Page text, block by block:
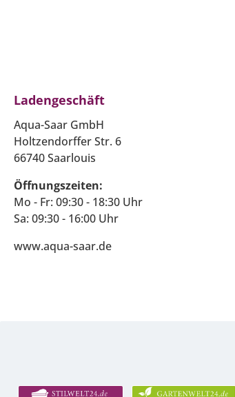
Ladengeschäft
Aqua-Saar GmbH
Holtzendorffer Str. 6
66740 Saarlouis
Öffnungszeiten:
Mo - Fr: 09:30 - 18:30 Uhr
Sa: 09:30 - 16:00 Uhr
www.aqua-saar.de